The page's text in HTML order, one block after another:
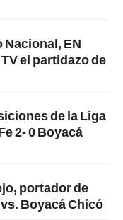
Nacional, EN
el partidazo de
de la Liga
2- 0 Boyacá
portador de
Boyacá Chicó